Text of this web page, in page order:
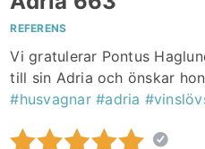
REFERENS
Vi gratulerar Pontus
till sin Adria och önskar
#husvagnar #adria